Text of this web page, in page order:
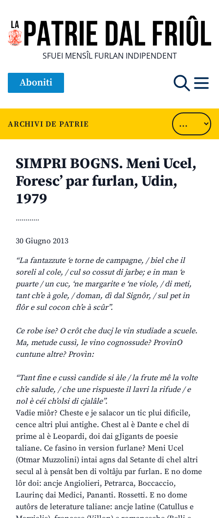
SFUEI MENSÎL FURLAN INDIPENDENT
Aboniti
ARCHIVI DE PATRIE
SIMPRI BOGNS. Meni Ucel,
Foresc’ par furlan, Udin,
1979
............
30 Giugno 2013
“La fantazzute ‘e torne de campagne, / biel che il
soreli al cole, / cul so cossut di jarbe; e in man ‘e
puarte / un cuc, ‘ne margarite e ‘ne viole, / di meti,
tant ch’e à gole, / doman, dì dal Signôr, / sul pet in
flôr e sul cocon ch’e à scûr”.
Ce robe ise? O crôt che ducj le vin studiade a scuele.
Ma, metude cussì, le vino cognossude? ProvinO
cuntune altre? Provìn:
“Tant fine e cussì candide si àle / la frute mê la volte
ch’e salude, / che une rispueste il lavri la rifude / e
nol è céi ch’olsi di cjalâle”.
Vadie miôr? Cheste e je salacor un tic plui dificile,
cence altri plui antighe. Chest al è Dante e chel di
prime al è Leopardi, doi dai gJigants de poesie
taliane. Ce fasino in version furlane? Meni Ucel
(Otmar Muzzolini) intai agns dal Setante di chel altri
secul al à pensât ben di voltâju par furlan. E no dome
lôr doi: ancje Angiolieri, Petrarca, Boccaccio,
Laurinç dai Medici, Pananti. Rossetti. E no dome
autôrs de leterature taliane: ancje latine (Catullus e